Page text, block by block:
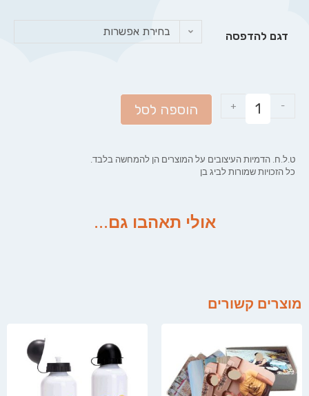
דגם להדפסה בחירת אפשרות
-
+ הוספה לסל
ט.ל.ח. הדמיות העיצובים על המוצרים הן להמחשה בלבד.
כל הזכויות שמורות לביג בן
אולי תאהבו גם...
מוצרים קשורים